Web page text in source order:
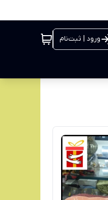
ورود | ثبت‌نام